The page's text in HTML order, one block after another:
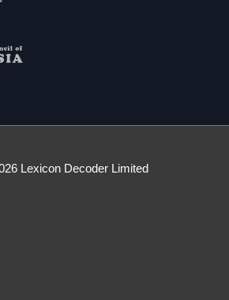
Lexicon Decoder Limited